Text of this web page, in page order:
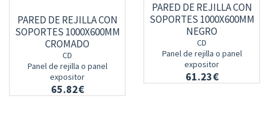
PARED DE REJILLA CON
SOPORTES 1000X600MM
CROMADO
CD
Panel de rejilla o panel
expositor
65.82€
PARED DE REJILLA CON
SOPORTES 1000X600MM
NEGRO
CD
Panel de rejilla o panel
expositor
61.23€